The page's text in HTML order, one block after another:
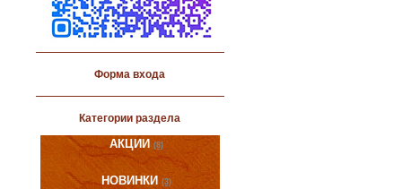
Форма входа
Категории раздела
АКЦИИ (8)
НОВИНКИ (3)